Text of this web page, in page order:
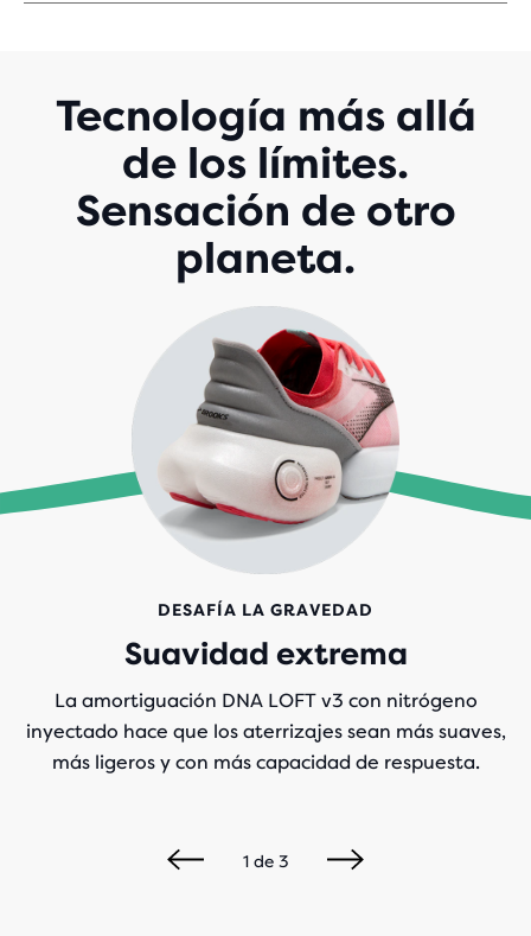
EVALUACIONES
Tecnología más allá
de los límites.
Sensación de otro
planeta.
DESAFÍA LA GRAVEDAD
Suavidad extrema
La amortiguación DNA LOFT v3 con nitrógeno
inyectado hace que los aterrizajes sean más suaves,
más ligeros y con más capacidad de respuesta.
1de 3